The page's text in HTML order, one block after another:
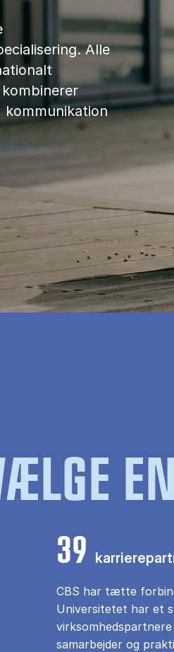
Alle
kommunikation
39
CBS har tætte
Universitetet har
samarbejder og